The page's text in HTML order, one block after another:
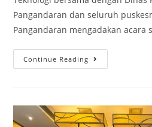
Pangandaran dan seluruh
Pangandaran mengadakan acara
Continue Reading